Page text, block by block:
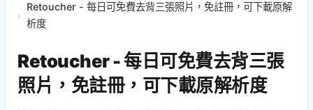
›
Retoucher - 每日可免費去背三張照片，免註冊，可下載原解
析度
Retoucher - 每日可免費去背三張
照片，免註冊，可下載原解析度